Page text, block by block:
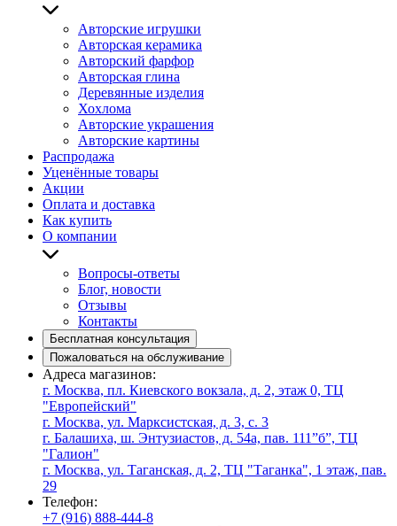
Авторские игрушки
Авторская керамика
Авторский фарфор
Авторская глина
Деревянные изделия
Хохлома
Авторские украшения
Авторские картины
Распродажа
Уценённые товары
Акции
Оплата и доставка
Как купить
О компании
Вопросы-ответы
Блог, новости
Отзывы
Контакты
Бесплатная консультация
Пожаловаться на обслуживание
Адреса магазинов:
г. Москва, пл. Киевского вокзала, д. 2, этаж 0, ТЦ
"Европейский"
г. Москва, ул. Марксистская, д. 3, с. 3
г. Балашиха, ш. Энтузиастов, д. 54а, пав. 111”б”, ТЦ
"Галион"
г. Москва, ул. Таганская, д. 2, ТЦ "Таганка", 1 этаж, пав.
29
Телефон:
+7 (916) 888-444-8